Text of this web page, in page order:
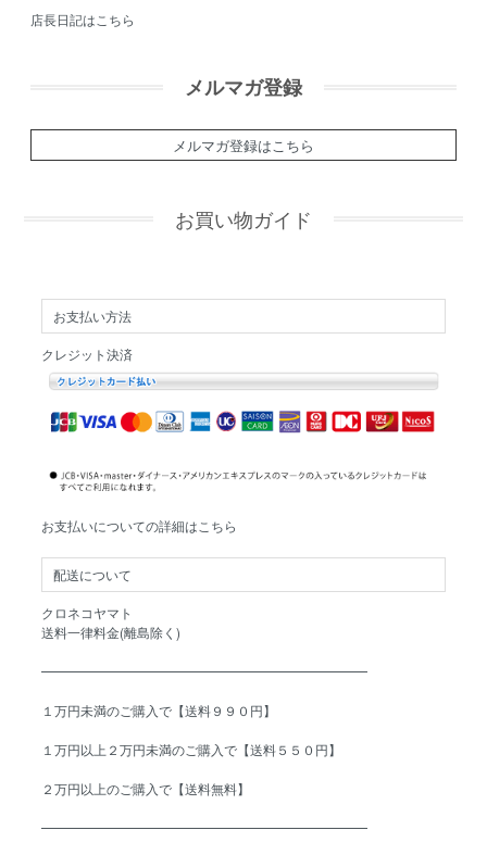
店長日記はこちら
メルマガ登録
メルマガ登録はこちら
お買い物ガイド
お支払い方法
クレジット決済
お支払いについての詳細はこちら
配送について
クロネコヤマト
送料一律料金(離島除く)
━━━━━━━━━━━━━━━━━━━━━━━━━
１万円未満のご購入で【送料９９０円】
１万円以上２万円未満のご購入で【送料５５０円】
２万円以上のご購入で【送料無料】
━━━━━━━━━━━━━━━━━━━━━━━━━